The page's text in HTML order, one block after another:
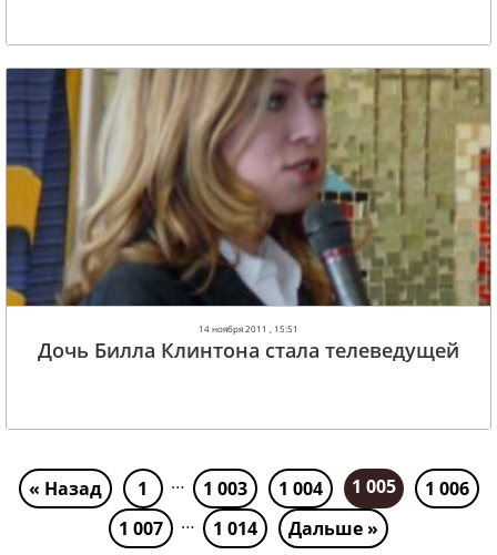
14 ноября 2011 , 15:51
Дочь Билла Клинтона стала телеведущей
« Назад 1 … 1 003 1 004 1 005
1 006
1 007
… 1 014 Дальше »